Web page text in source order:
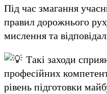
Під час змагання
правил дорожнього
мислення та
Такі заходи
професійних
рівень підготовки